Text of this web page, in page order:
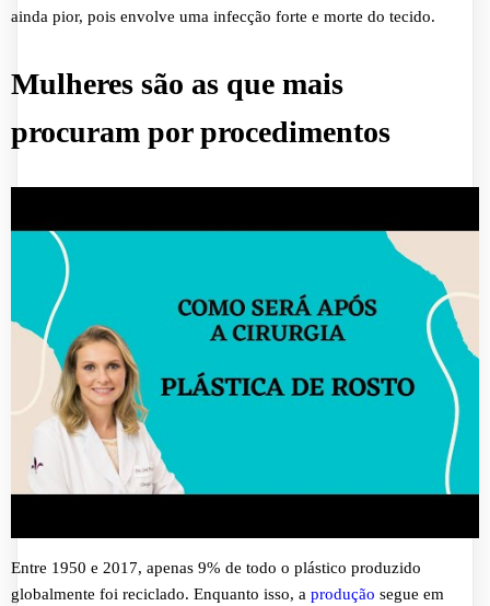
ainda pior, pois envolve uma infecção forte e morte do tecido.
Mulheres são as que mais
procuram por procedimentos
Entre 1950 e 2017, apenas 9% de todo o plástico produzido
globalmente foi reciclado. Enquanto isso, a produção segue em